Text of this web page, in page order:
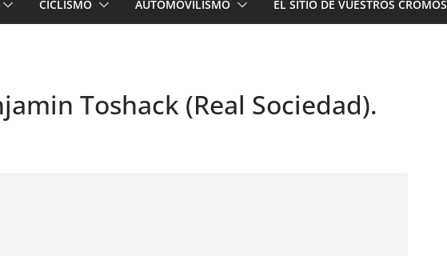
CICLISMO AUTOMOVILISMO EL SITIO DE VUESTROS CROMOS
Toshack (Real Sociedad).